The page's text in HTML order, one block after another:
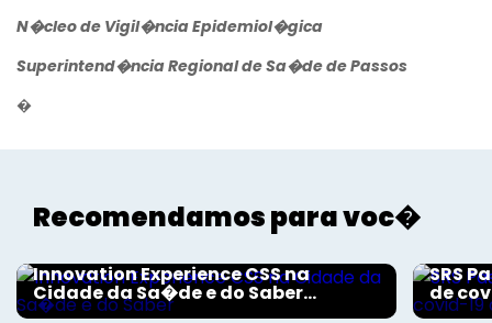
N�cleo de Vigil�ncia Epidemiol�gica
Superintend�ncia Regional de Sa�de de Passos
�
Recomendamos para voc�
Innovation Experience CSS na
Cidade da Sa�de e do Saber...
SRS
de